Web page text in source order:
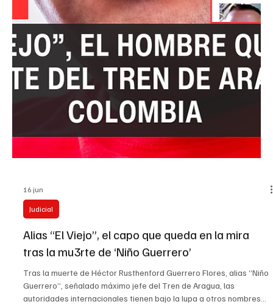
16 jun
Judicial
Alias “El Viejo”, el capo que queda en la mira